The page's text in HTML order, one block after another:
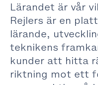
Lärandet är vår
Rejlers är en
lärande,
teknikens
kunder att hitta
riktning mot ett